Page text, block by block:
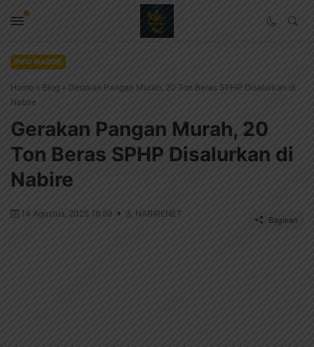
INFO NABIRE
Home » Blog » Gerakan Pangan Murah, 20 Ton Beras SPHP Disalurkan di
Nabire
Gerakan Pangan Murah, 20
Ton Beras SPHP Disalurkan di
Nabire
14 Agustus, 2025 16:59 NABIRENET
Bagikan